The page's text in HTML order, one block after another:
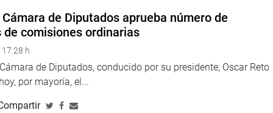
lo dispuesto en el literal e) referido a la aprobación por doble
por el Poder Ejecutivo con carácter de urgencia, de
o en los supuestos previstos en el último párrafo del
trámite de segunda votación.
de Diputados aprueba número de
comisiones ordinarias
h
de Diputados, conducido por su presidente, Oscar Reto
por mayoría, el...